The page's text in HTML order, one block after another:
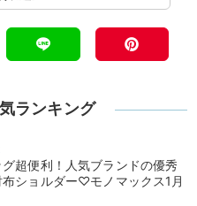
ランキング
超便利！人気ブランドの優秀
布ショルダー♡モノマックス1月